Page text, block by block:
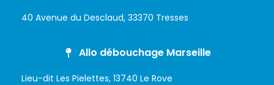
40 Avenue du Desclaud, 33370 Tresses
Allo débouchage Marseille
Lieu-dit Les Pielettes, 13740 Le Rove